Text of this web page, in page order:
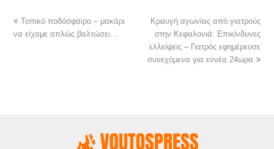
Τοπικό ποδόσφαιρο – μακάρι
να είχαμε απλώς βαλτώσει…
Κραυγή αγωνίας από γιατρούς
στην Κεφαλονιά: Επικίνδυνες
ελλείψεις – Γιατρός εφημέρευσε
συνεχόμενα για εννέα 24ωρα